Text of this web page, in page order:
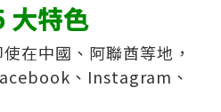
大特色
使在中國、阿聯酋等地，
、Instagram、